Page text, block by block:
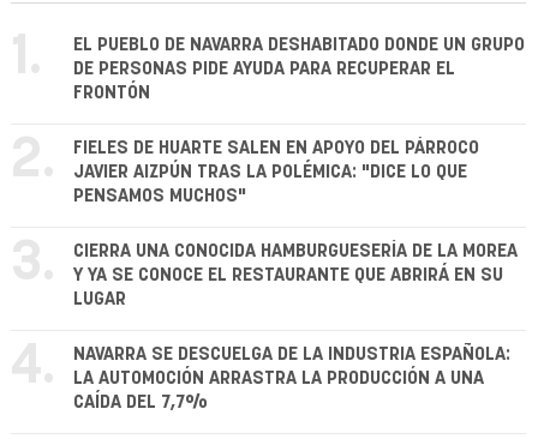
1.
EL PUEBLO DE NAVARRA DESHABITADO DONDE UN GRUPO
DE PERSONAS PIDE AYUDA PARA RECUPERAR EL
FRONTÓN
2.
FIELES DE HUARTE SALEN EN APOYO DEL PÁRROCO
JAVIER AIZPÚN TRAS LA POLÉMICA: "DICE LO QUE
PENSAMOS MUCHOS"
3.
CIERRA UNA CONOCIDA HAMBURGUESERÍA DE LA MOREA
Y YA SE CONOCE EL RESTAURANTE QUE ABRIRÁ EN SU
LUGAR
4.
NAVARRA SE DESCUELGA DE LA INDUSTRIA ESPAÑOLA:
LA AUTOMOCIÓN ARRASTRA LA PRODUCCIÓN A UNA
CAÍDA DEL 7,7%